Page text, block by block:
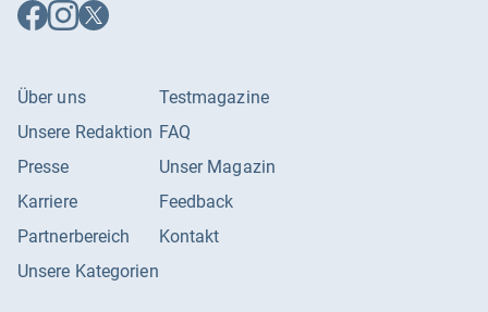
Auf
Facebook
Auf
Instagram
Auf
X
Über uns
Unsere Redaktion
Presse
Karriere
Partnerbereich
Unsere Kategorien
Testmagazine
FAQ
Unser Magazin
Feedback
Kontakt